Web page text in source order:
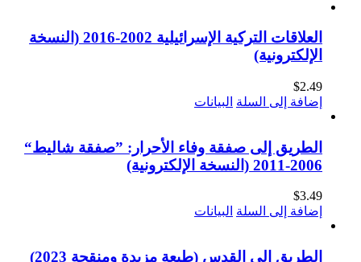
العلاقات التركية الإسرائيلية 2002-2016 (النسخة
الإلكترونية)
$2.49
إضافة إلى السلة البيانات
الطريق إلى صفقة وفاء الأحرار: ”صفقة شاليط“
2006-2011 (النسخة الإلكترونية)
$3.49
إضافة إلى السلة البيانات
الطريق إلى القدس (طبعة مزيدة ومنقحة 2023)